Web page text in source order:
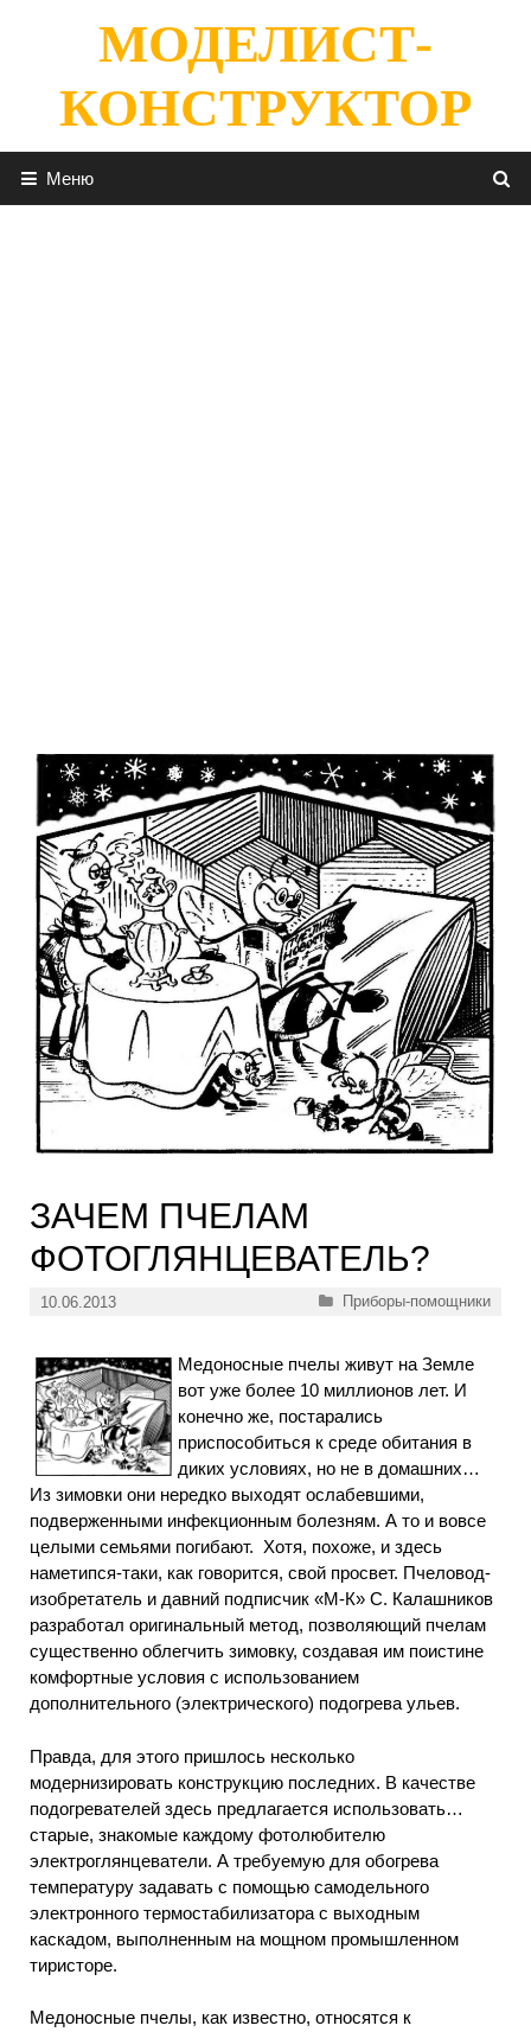
содержимомуМОДЕЛИСТ-
КОНСТРУКТОР
Меню
ЗАЧЕМ ПЧЕЛАМ
ФОТОГЛЯНЦЕВАТЕЛЬ?
10.06.2013 Рубрики
Приборы-помощники
Медоносные пчелы живут на Земле
вот уже более 10 миллионов лет. И
конечно же, постарались
приспособиться к среде обитания в
диких условиях, но не в домашних…
Из зимовки они нередко выходят ослабевшими,
подверженными инфекционным болезням. А то и вовсе
целыми семьями погибают. Хотя, похоже, и здесь
наметипся-таки, как говорится, свой просвет. Пчеловод-
изобретатель и давний подписчик «М-К» С. Калашников
разработал оригинальный метод, позволяющий пчелам
существенно облегчить зимовку, создавая им поистине
комфортные условия с использованием
дополнительного (электрического) подогрева ульев.
Правда, для этого пришлось несколько
модернизировать конструкцию последних. В качестве
подогревателей здесь предлагается использовать…
старые, знакомые каждому фотолюбителю
электроглянцеватели. А требуемую для обогрева
температуру задавать с помощью самодельного
электронного термостабилизатора с выходным
каскадом, выполненным на мощном промышленном
тиристоре.
Медоносные пчелы, как известно, относятся к